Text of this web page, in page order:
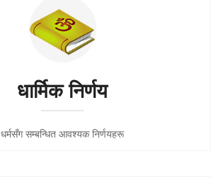
धार्मिक निर्णय
धर्मसँग सम्बन्धित आवश्यक निर्णयहरू